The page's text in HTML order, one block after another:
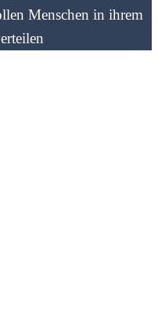
Menschen in ihrem